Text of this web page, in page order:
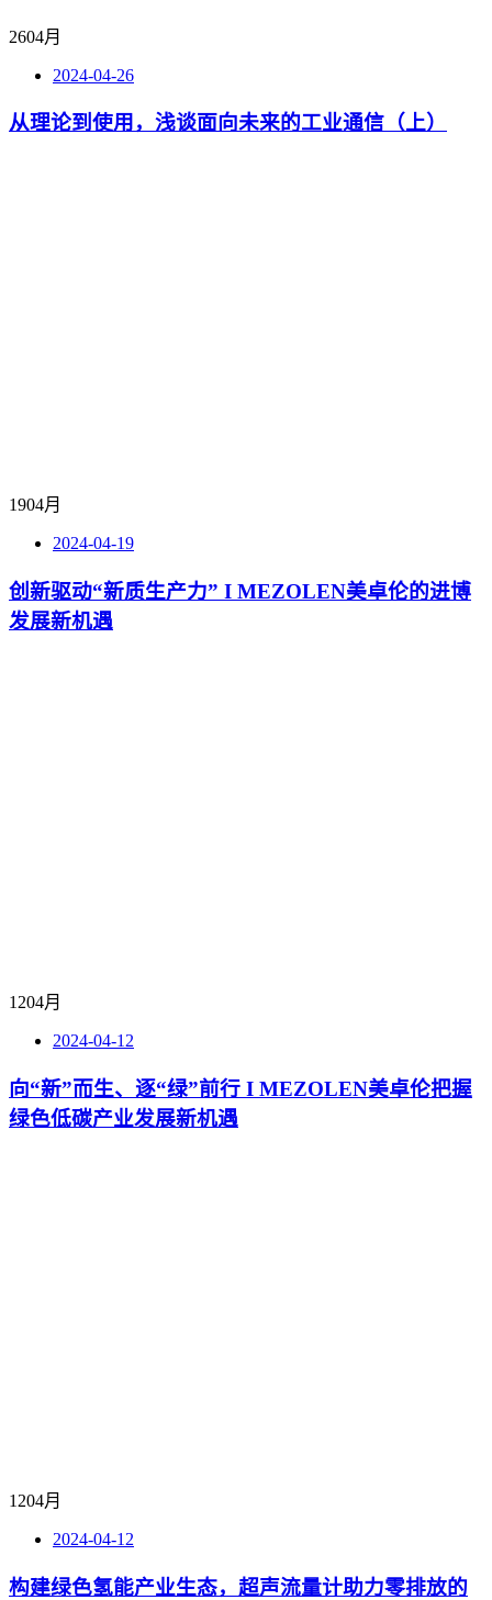
2604月
2024-04-26
从理论到使用，浅谈面向未来的工业通信（上）
1904月
2024-04-19
创新驱动“新质生产力” I MEZOLEN美卓伦的进博
发展新机遇
1204月
2024-04-12
向“新”而生、逐“绿”前行 I MEZOLEN美卓伦把握
绿色低碳产业发展新机遇
1204月
2024-04-12
构建绿色氢能产业生态，超声流量计助力零排放的